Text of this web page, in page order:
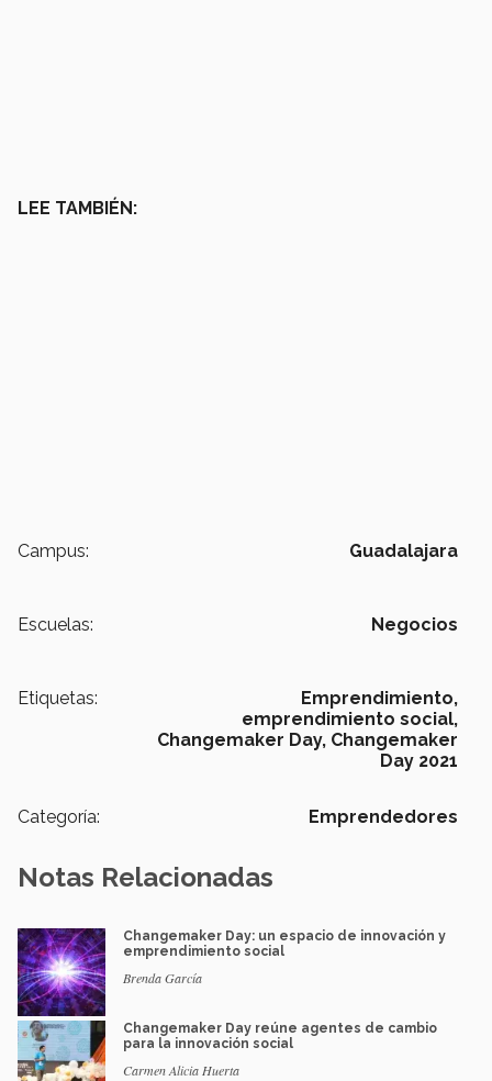
LEE TAMBIÉN:
Campus: Guadalajara
Escuelas: Negocios
Etiquetas:
Emprendimiento,
emprendimiento social,
Changemaker Day, Changemaker
Day 2021
Categoría: Emprendedores
Notas Relacionadas
Changemaker Day: un espacio de innovación y
emprendimiento social
Brenda García
Changemaker Day reúne agentes de cambio
para la innovación social
Carmen Alicia Huerta